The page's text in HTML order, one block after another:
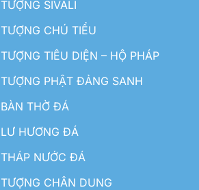
TƯỢNG SIVALI
TƯỢNG CHÚ TIỂU
TƯỢNG TIÊU DIỆN – HỘ PHÁP
TƯỢNG PHẬT ĐẢNG SANH
BÀN THỜ ĐÁ
LƯ HƯƠNG ĐÁ
THÁP NƯỚC ĐÁ
TƯỢNG CHÂN DUNG